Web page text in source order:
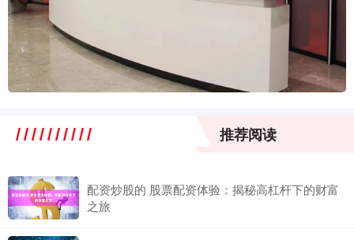
推荐阅读
配资炒股的 股票配资体验：揭秘高杠杆下的财富
之旅